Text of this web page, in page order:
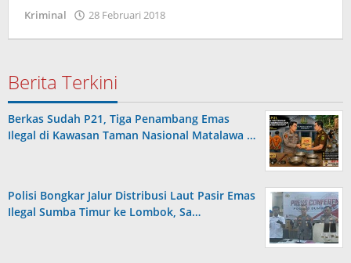
Kriminal 28 Februari 2018
Berita Terkini
Berkas Sudah P21, Tiga Penambang Emas
Ilegal di Kawasan Taman Nasional Matalawa …
Polisi Bongkar Jalur Distribusi Laut Pasir Emas
Ilegal Sumba Timur ke Lombok, Sa…